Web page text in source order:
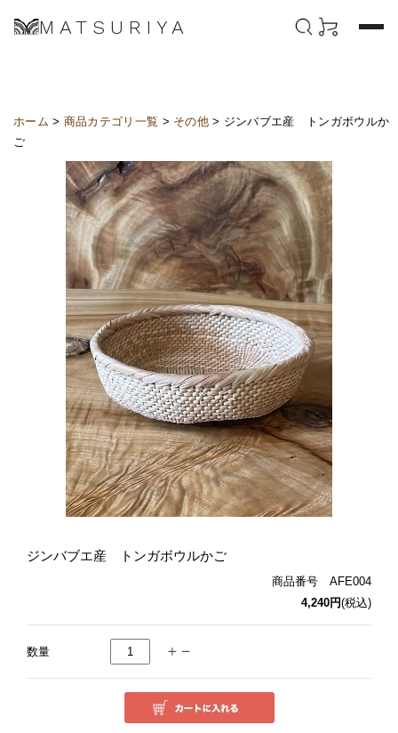
MATSURIYA
ホーム > 商品カテゴリ一覧 > その他 > ジンバブエ産 トンガボウルか
ご
ジンバブエ産 トンガボウルかご
商品番号 AFE004
4,240円(税込)
数量